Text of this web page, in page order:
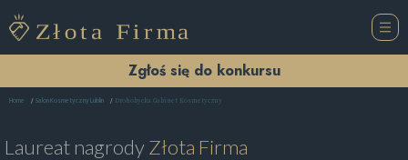
Zgłoś się do konkursu
Home Salon Kosmetyczny Lublin Drohobycka Gabinet Kosmetyczny
Laureat nagrodyZłota Firma